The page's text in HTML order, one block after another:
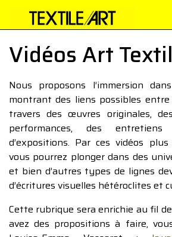
Vidéos Art
Nous proposons l’immersion
montrant des liens possibles
travers des œuvres originales,
performances, des
d’expositions. Par ces vidéos
vous pourrez plonger dans des
et bien d’autres types de lignes
d’écritures visuelles hétéroclites et
Cette rubrique sera enrichie au fil
avez des propositions à faire,